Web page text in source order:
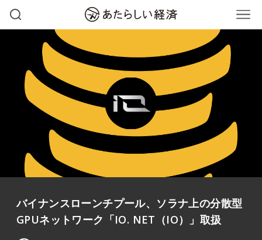
バイナンスローンチプール、ソラナ上の分散型
GPUネットワーク「IO. NET（IO）」取扱